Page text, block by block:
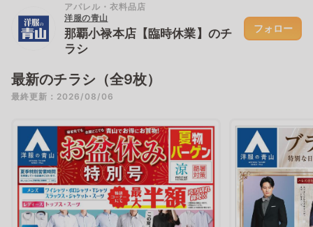
アパレル・衣料品店
洋服の青山
那覇小禄本店【臨時休業】のチ
ラシ
フォロー
最新のチラシ（全9枚）
最終更新：2026/08/06